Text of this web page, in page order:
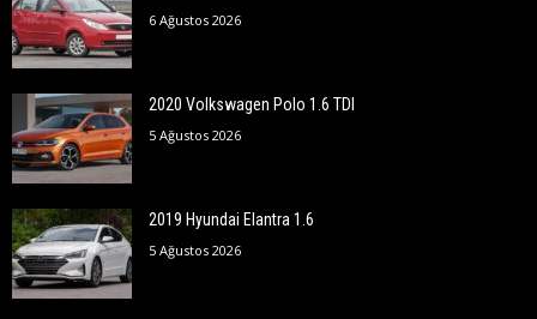
6 Ağustos 2026
2020 Volkswagen Polo 1.6 TDI
5 Ağustos 2026
2019 Hyundai Elantra 1.6
5 Ağustos 2026